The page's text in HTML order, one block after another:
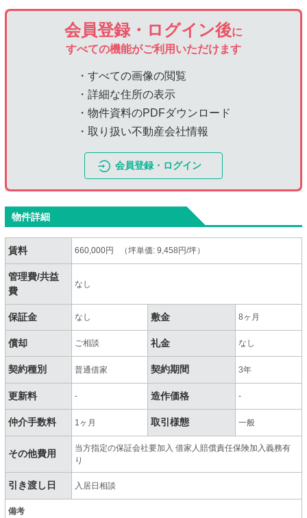
会員登録・ログイン後に
すべての機能がご利用いただけます
・すべての画像の閲覧
・詳細な住所の表示
・物件資料のPDFダウンロード
・取り扱い不動産会社情報
会員登録・ログイン
物件詳細
賃料 660,000円 （坪単価: 9,458円/坪）
管理費/共益
費
なし
保証金 なし 敷金 8ヶ月
償却 ご相談 礼金 なし
契約種別 普通借家 契約期間 3年
更新料 - 造作価格 -
仲介手数料 1ヶ月 取引様態 一般
その他費用
当方指定の保証会社要加入 借家人賠償責任保険加入義務有
り
引き渡し日 入居日相談
備考